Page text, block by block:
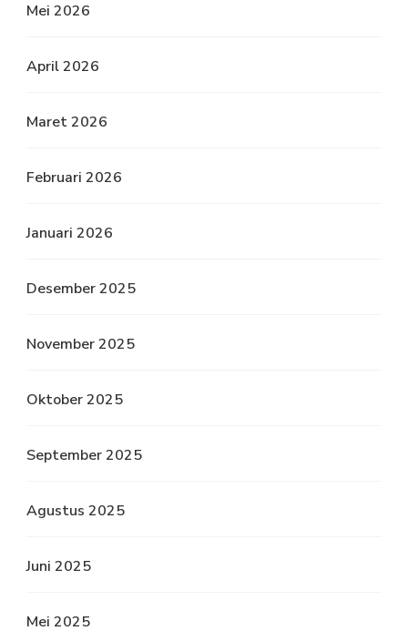
Mei 2026
April 2026
Maret 2026
Februari 2026
Januari 2026
Desember 2025
November 2025
Oktober 2025
September 2025
Agustus 2025
Juni 2025
Mei 2025